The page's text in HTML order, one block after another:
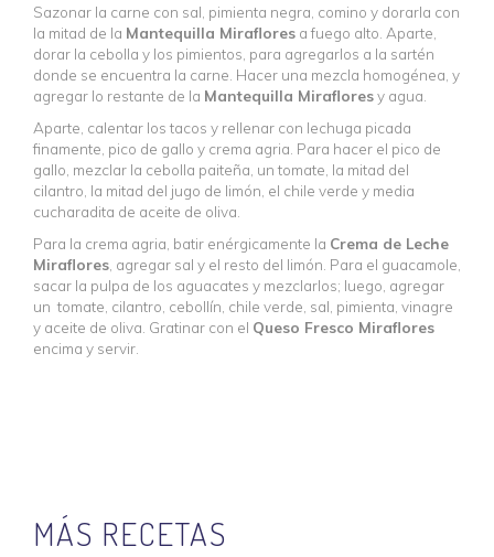
Sazonar la carne con sal, pimienta negra, comino y dorarla con
la mitad de la Mantequilla Miraflores a fuego alto. Aparte,
dorar la cebolla y los pimientos, para agregarlos a la sartén
donde se encuentra la carne. Hacer una mezcla homogénea, y
agregar lo restante de la Mantequilla Mirafloresy agua.
Aparte, calentar los tacos y rellenar con lechuga picada
finamente, pico de gallo y crema agria. Para hacer el pico de
gallo, mezclar la cebolla paiteña, un tomate, la mitad del
cilantro, la mitad del jugo de limón, el chile verde y media
cucharadita de aceite de oliva.
Para la crema agria, batir enérgicamente la Crema de Leche
Miraflores , agregar sal y el resto del limón. Para el guacamole,
sacar la pulpa de los aguacates y mezclarlos; luego, agregar
un tomate, cilantro, cebollín, chile verde, sal, pimienta, vinagre
y aceite de oliva. Gratinar con el Queso Fresco Miraflores
encima y servir.
MÁS RECETAS